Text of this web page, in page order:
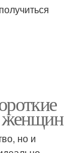
женщин
но и